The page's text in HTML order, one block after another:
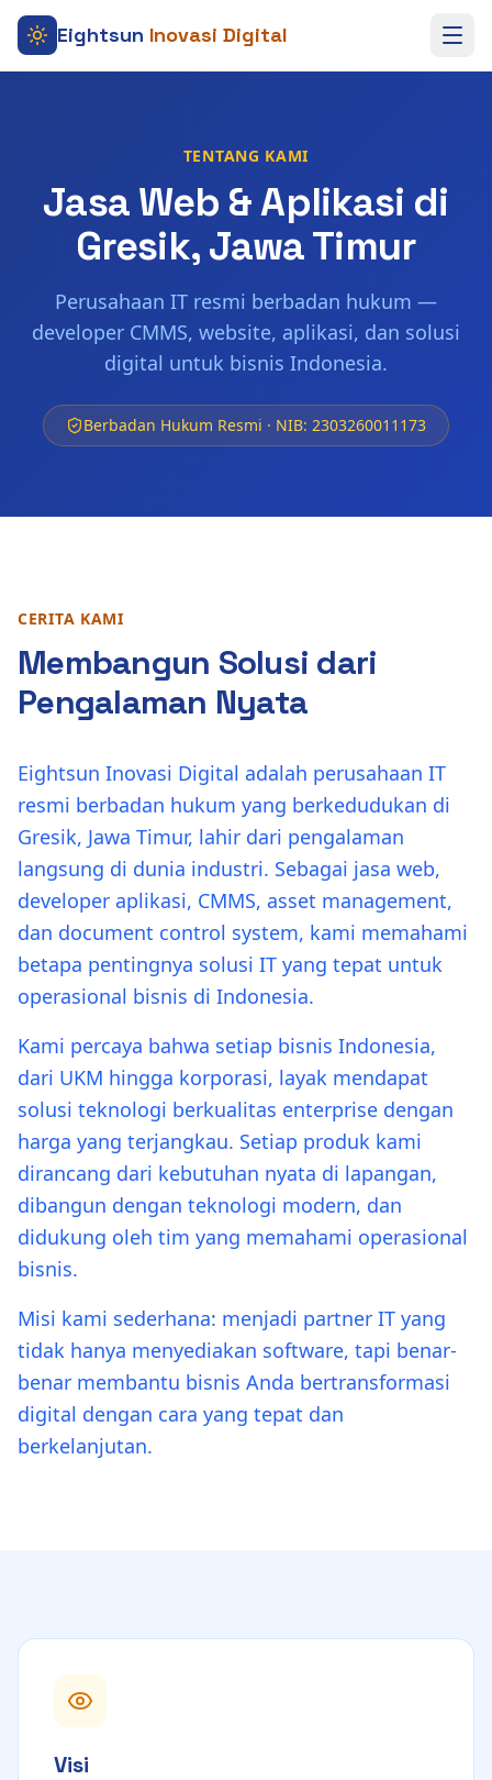
Eightsun Inovasi Digital
TENTANG KAMI
Jasa Web & Aplikasi di
Gresik, Jawa Timur
Perusahaan IT resmi berbadan hukum —
developer CMMS, website, aplikasi, dan solusi
digital untuk bisnis Indonesia.
Berbadan Hukum Resmi · NIB: 2303260011173
CERITA KAMI
Membangun Solusi dari
Pengalaman Nyata
Eightsun Inovasi Digital adalah perusahaan IT
resmi berbadan hukum yang berkedudukan di
Gresik, Jawa Timur, lahir dari pengalaman
langsung di dunia industri. Sebagai jasa web,
developer aplikasi, CMMS, asset management,
dan document control system, kami memahami
betapa pentingnya solusi IT yang tepat untuk
operasional bisnis di Indonesia.
Kami percaya bahwa setiap bisnis Indonesia,
dari UKM hingga korporasi, layak mendapat
solusi teknologi berkualitas enterprise dengan
harga yang terjangkau. Setiap produk kami
dirancang dari kebutuhan nyata di lapangan,
dibangun dengan teknologi modern, dan
didukung oleh tim yang memahami operasional
bisnis.
Misi kami sederhana: menjadi partner IT yang
tidak hanya menyediakan software, tapi benar-
benar membantu bisnis Anda bertransformasi
digital dengan cara yang tepat dan
berkelanjutan.
Visi